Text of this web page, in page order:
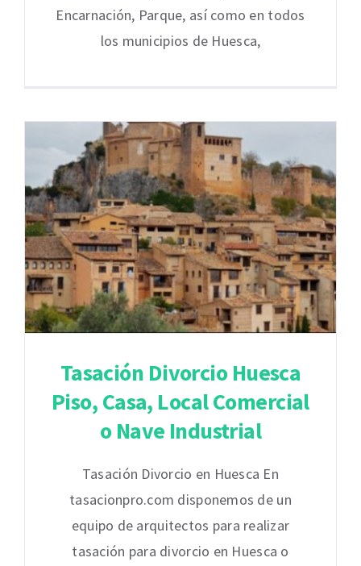
Encarnación, Parque, así como en todos
los municipios de Huesca,
Tasación Divorcio Huesca
Piso, Casa, Local Comercial
o Nave Industrial
Tasación Divorcio en Huesca En
tasacionpro.com disponemos de un
equipo de arquitectos para realizar
tasación para divorcio en Huesca o